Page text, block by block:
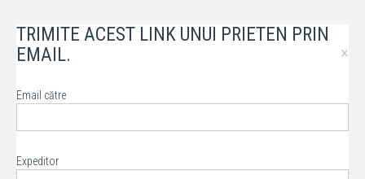
TRIMITE ACEST LINK UNUI PRIETEN PRIN
EMAIL.
×
Email către
Expeditor